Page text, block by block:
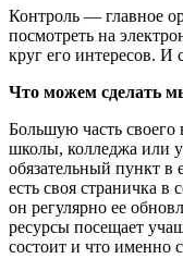
Контроль — главное
посмотреть на
круг его интересов. И
Что можем сделать
Большую часть своего
школы, колледжа или
обязательный пункт в
есть своя страничка в
он регулярно ее
ресурсы посещает
состоит и что именно